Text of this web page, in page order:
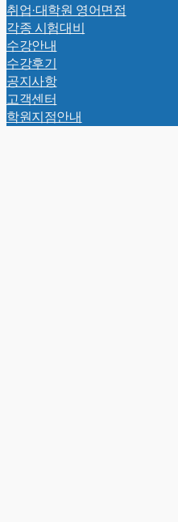
취업·대학원 영어면접
각종 시험대비
수강안내
수강후기
공지사항
고객센터
학원지점안내